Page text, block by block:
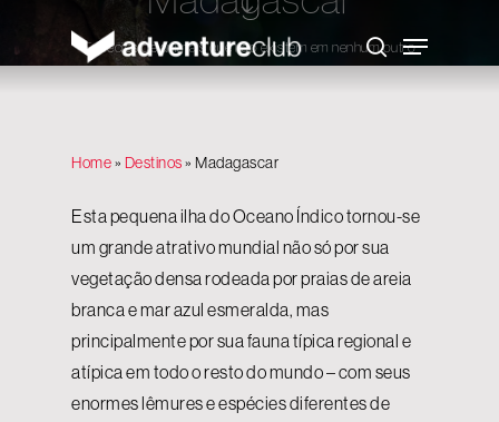
search
Menu
Espécies de animais que não existem em nenhum outro
Home» Destinos» Madagascar
Esta pequena ilha do Oceano Índico tornou-se
um grande atrativo mundial não só por sua
vegetação densa rodeada por praias de areia
branca e mar azul esmeralda, mas
principalmente por sua fauna típica regional e
atípica em todo o resto do mundo – com seus
enormes lêmures e espécies diferentes de